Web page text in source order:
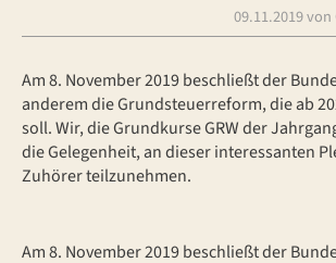
09.11.2019von
Am 8. November 2019 beschließt der
anderem die Grundsteuerreform, die ab
soll. Wir, die Grundkurse GRW der
die Gelegenheit, an dieser interessanten
Zuhörer teilzunehmen.
Am 8. November 2019 beschließt der